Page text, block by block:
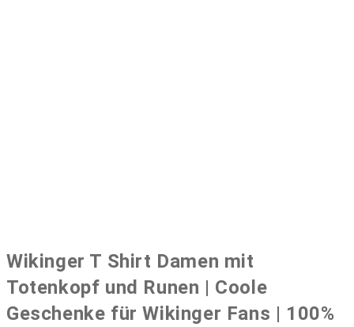
Wikinger T Shirt Damen mit
Totenkopf und Runen | Coole
Geschenke für Wikinger Fans | 100%